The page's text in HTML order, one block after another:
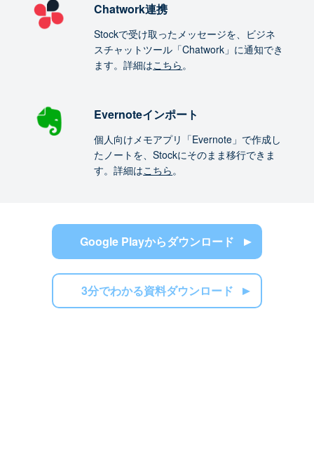
Chatwork連携
Stockで受け取ったメッセージを、ビジネ
スチャットツール「Chatwork」に通知でき
ます。詳細はこちら。
Evernoteインポート
個人向けメモアプリ「Evernote」で作成し
たノートを、Stockにそのまま移行できま
す。詳細はこちら。
Google Playからダウンロード
3分でわかる資料ダウンロード